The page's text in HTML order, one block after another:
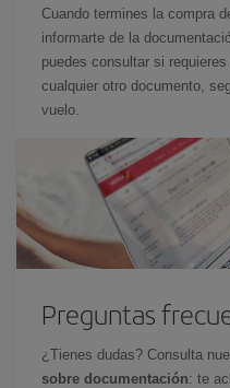
Cuando termines la compra
informarte de la
puedes consultar si
cualquier otro documento,
vuelo.
Preguntas
¿Tienes dudas? Consulta
sobre documentación: te